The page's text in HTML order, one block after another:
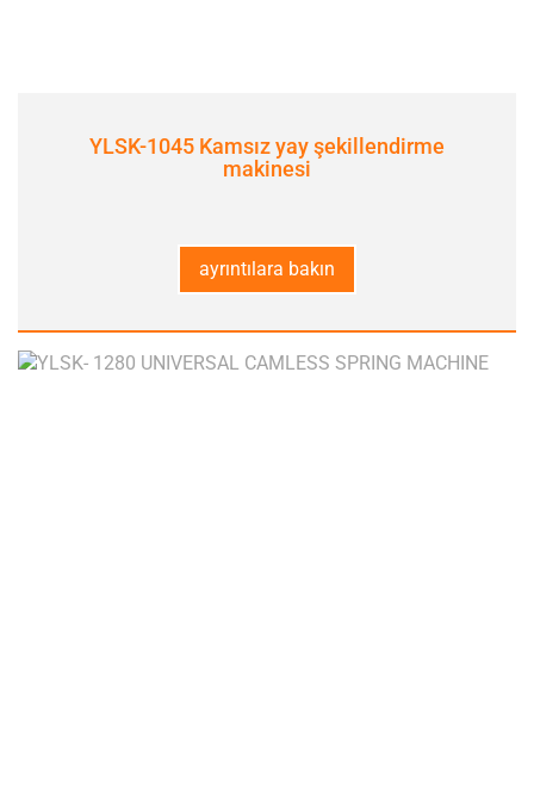
YLSK-1045 Kamsız yay şekillendirme
makinesi
ayrıntılara bakın